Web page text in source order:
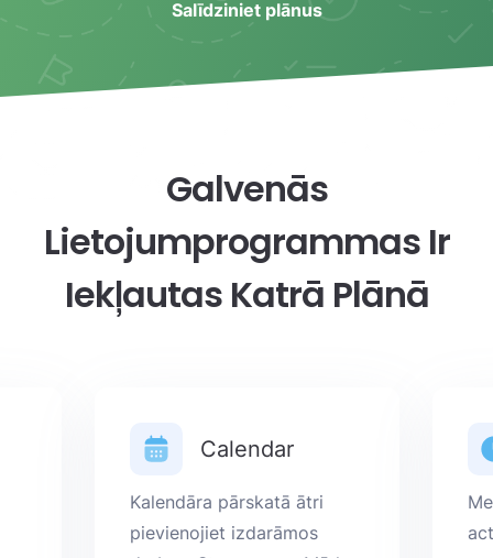
Salīdziniet plānus
Galvenās
Lietojumprogrammas Ir
Iekļautas Katrā Plānā
Calendar
Kalendāra pārskatā ātri
pievienojiet izdarāmos